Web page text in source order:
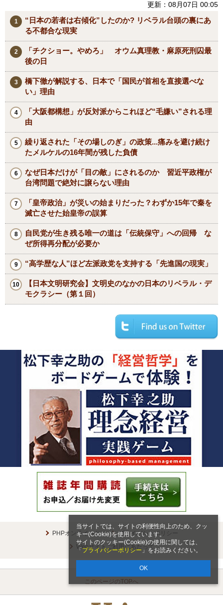
当サイトでは、サイトの利便性向上のため、クッ
キー(Cookie)を使用しています。
サイトのクッキー(Cookie)の使用に関しては、
「 プライバシーポリシー 」をお読みください。
OK
更新：08月07日 00:05
“日本の若者は右傾化”したのか? リベラル台頭の裏にあ
る不都合な現実
「チクショー。やめろ」 オウム真理教・麻原死刑囚最
後の日
橋下徹が解説する、日本で「国民が首相を直接選べな
い」理由
「大阪都構想」が反対派からこれほど“毛嫌い”される理
由
繰り返された「その場しのぎ」の政策...痛みを避け続け
たメルケルの16年間が残した負債
なぜ日本だけが「目の敵」にされるのか 習近平政権が
台湾問題で絶対に譲らない理由
「皇帝政治」が災いの始まりだった？わずか15年で秦を
滅亡させた始皇帝の誤算
自民党が生き残る唯一の道は「伝統保守」への回帰 な
ぜ所得再分配が必要か
“高学歴な人”ほど左派政党を支持する「先進国の現実」
【日本文明研究会】文明史のなかの日本のリベラル・デ
モクラシー（第１回）
PHPオンラインとは
プライバシーポリシー
Webサイトご利用にあたって
このページのTOPへ